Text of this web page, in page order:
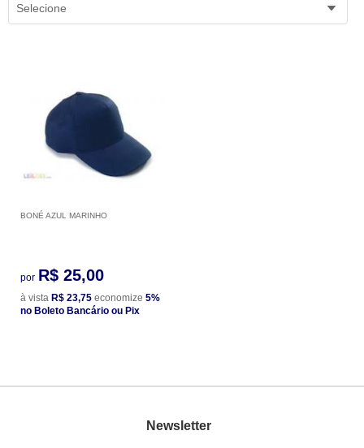
Selecione
BONÉ AZUL MARINHO
por R$ 25,00
à vista R$ 23,75 economize 5%
no Boleto Bancário ou Pix
Newsletter